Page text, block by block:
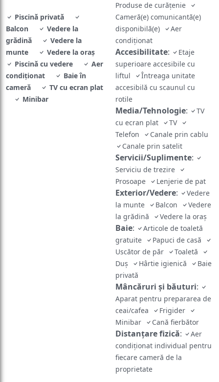
Piscină privată
Balcon
Vedere la
grădină
Vedere la
munte
Vedere la oraș
Piscină cu vedere
Aer
condiţionat
Baie în
cameră
TV cu ecran plat
Minibar
Produse de curățenie
Cameră(e) comunicantă(e)
disponibilă(e)
Aer
condiţionat
Accesibilitate:
Etaje
superioare accesibile cu
liftul
Întreaga unitate
accesibilă cu scaunul cu
rotile
Media/Tehnologie:
TV
cu ecran plat
TV
Telefon
Canale prin cablu
Canale prin satelit
Servicii/Suplimente:
Serviciu de trezire
Prosoape
Lenjerie de pat
Exterior/Vedere:
Vedere
la munte
Balcon
Vedere
la grădină
Vedere la oraș
Baie:
Articole de toaletă
gratuite
Papuci de casă
Uscător de păr
Toaletă
Duş
Hârtie igienică
Baie
privată
Mâncăruri și băuturi:
Aparat pentru prepararea de
ceai/cafea
Frigider
Minibar
Cană fierbător
Distanțare fizică:
Aer
condiționat individual pentru
fiecare cameră de la
proprietate